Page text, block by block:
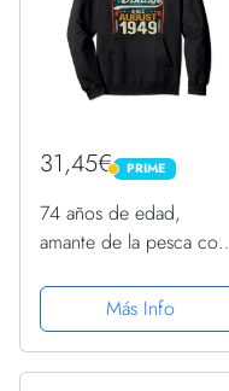
31,45€ PRIME
PRIME
74 años de edad,
amante de la pesca con
agosto de 1949, 74
cumpleaños Sudadera
con Capucha
Más Info